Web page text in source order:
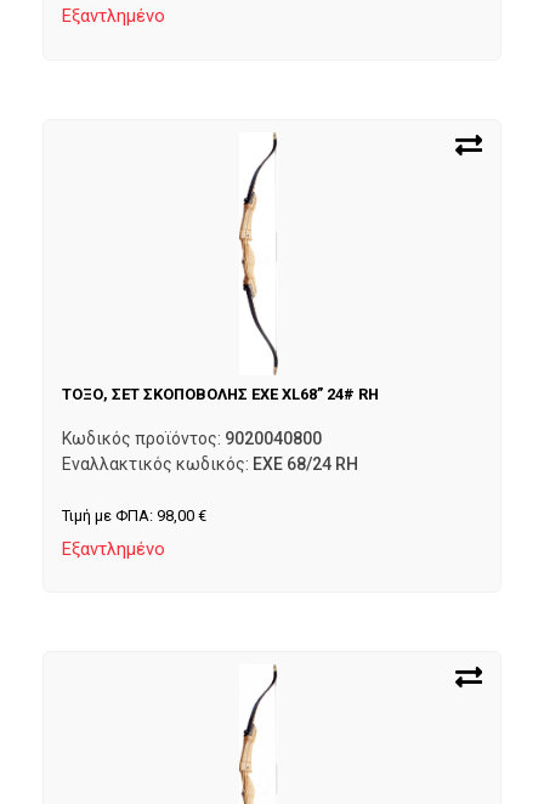
Εξαντλημένο
ΤΟΞΟ, ΣΕΤ ΣΚΟΠΟΒΟΛΗΣ EXE XL68” 24# RH
Κωδικός προϊόντος: 9020040800
Εναλλακτικός κωδικός: EXE 68/24 RH
Τιμή με ΦΠΑ: 98,00 €
Εξαντλημένο